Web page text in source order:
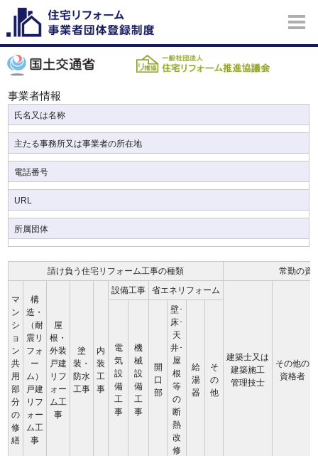
事業者情報
氏名又は名称
主たる事務所又は事業者の所在地
電話番号
URL
所属団体
請け負う住宅リフォーム工事の種類 常勤の資
マ
ン
シ
ョ
ン
共
用
部
分
の
修
繕
構
造・
（耐
震リ
フォ
ー
ム）
戸建
リフ
ォー
ム工
事
屋
根・
外装
戸建
リフ
ォー
ム工
事
塗
装・
防水
工事
内
装
工
事
設備工事 省エネリフォーム
建築士又は
建築施工
管理技士
その他の
資格者
電
気
設
備
工
事
機
械
設
備
工
事
開
口
部
壁･
床･
天
井･
屋
根
等
の
断
熱
改
修
給
湯
器
そ
の
他